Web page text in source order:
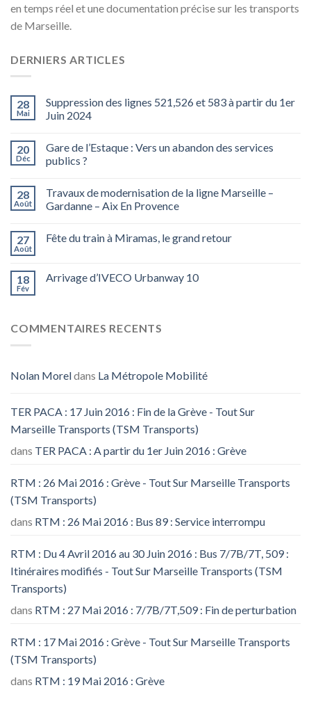
en temps réel et une documentation précise sur les transports
de Marseille.
DERNIERS ARTICLES
28
Mai
Suppression des lignes 521,526 et 583 à partir du 1er
Juin 2024
20
Déc
Gare de l’Estaque : Vers un abandon des services
publics ?
28
Août
Travaux de modernisation de la ligne Marseille –
Gardanne – Aix En Provence
27
Août
Fête du train à Miramas, le grand retour
18
Fév
Arrivage d’IVECO Urbanway 10
COMMENTAIRES RECENTS
Nolan Moreldans La Métropole Mobilité
TER PACA : 17 Juin 2016 : Fin de la Grève - Tout Sur
Marseille Transports (TSM Transports)
dans TER PACA : A partir du 1er Juin 2016 : Grève
RTM : 26 Mai 2016 : Grève - Tout Sur Marseille Transports
(TSM Transports)
dans RTM : 26 Mai 2016 : Bus 89 : Service interrompu
RTM : Du 4 Avril 2016 au 30 Juin 2016 : Bus 7/7B/7T, 509 :
Itinéraires modifiés - Tout Sur Marseille Transports (TSM
Transports)
dans RTM : 27 Mai 2016 : 7/7B/7T,509 : Fin de perturbation
RTM : 17 Mai 2016 : Grève - Tout Sur Marseille Transports
(TSM Transports)
dans RTM : 19 Mai 2016 : Grève